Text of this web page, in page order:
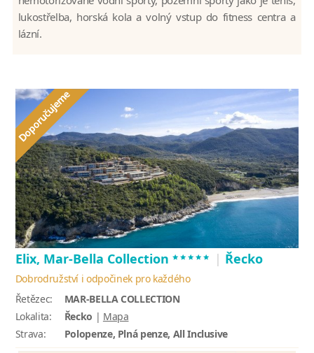
lukostřelba, horská kola a volný vstup do fitness centra a
lázní.
Elix, Mar-Bella Collection ***** | Řecko
Dobrodružství i odpočinek pro každého
Řetězec:
MAR-BELLA COLLECTION
Lokalita:
Řecko | Mapa
Strava:
Polopenze, Plná penze, All Inclusive